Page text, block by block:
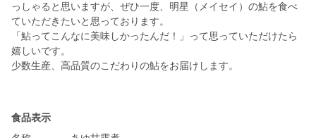
っしゃると思いますが、ぜひ一度、明星（メイセイ）の鮎を食べ
ていただきたいと思っております。
「鮎ってこんなに美味しかったんだ！」って思っていただけたら
嬉しいです。
少数生産、高品質のこだわりの鮎をお届けします。
食品表示